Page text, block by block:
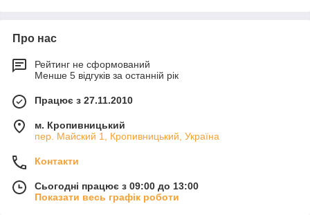
Про нас
Рейтинг не сформований
Менше 5 відгуків за останній рік
Працює з 27.11.2010
м. Кропивницький
пер. Майский 1, Кропивницький, Україна
Контакти
Сьогодні працює з 09:00 до 13:00
Показати весь графік роботи